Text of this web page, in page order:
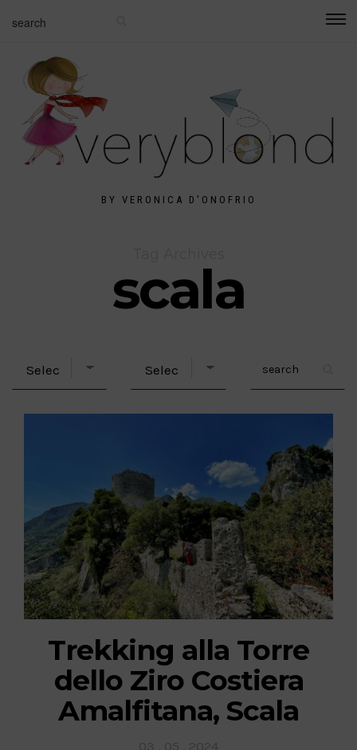
BY VERONICA D'ONOFRIO
scala
Trekking alla Torre
dello Ziro Costiera
Amalfitana, Scala